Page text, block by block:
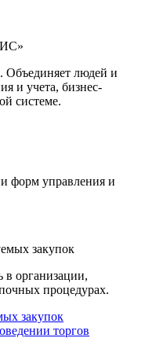
Объединяет людей и
и учета, бизнес-
системе.
форм управления и
закупок
организации,
процедурах.
закупок
торгов